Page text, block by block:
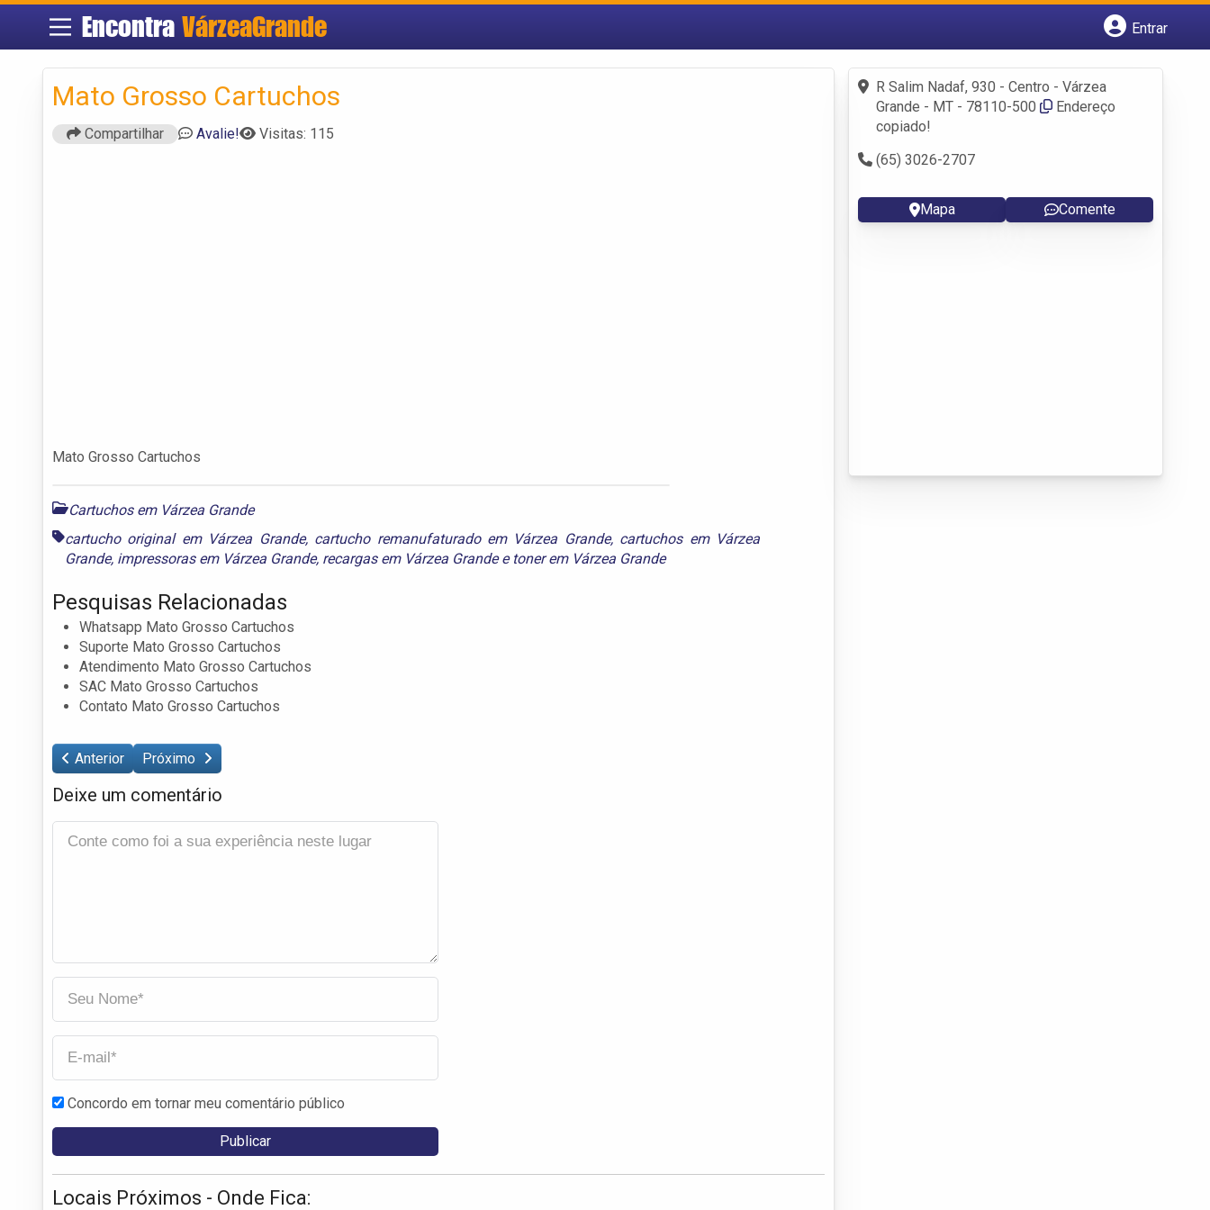
Encontra VárzeaGrande
Entrar
Fazer login
Criar conta
Mato Grosso Cartuchos
Compartilhar Avalie! Visitas: 115
Mato Grosso Cartuchos
Cartuchos em Várzea Grande
cartucho original em Várzea Grande, cartucho remanufaturado em Várzea Grande, cartuchos em Várzea
Grande, impressoras em Várzea Grande, recargas em Várzea Grandee toner em Várzea Grande
Pesquisas Relacionadas
Whatsapp Mato Grosso Cartuchos
Suporte Mato Grosso Cartuchos
Atendimento Mato Grosso Cartuchos
SAC Mato Grosso Cartuchos
Contato Mato Grosso Cartuchos
Anterior Próximo
Deixe um comentário
Concordo em tornar meu comentário público
Locais Próximos - Onde Fica:
R Salim Nadaf, 930 - Centro - Várzea
Grande - MT - 78110-500
Endereço
copiado!
(65) 3026-2707
Mapa Comente